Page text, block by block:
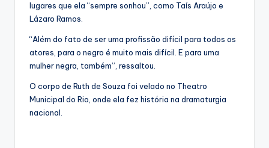
lugares que ela “sempre sonhou”, como Taís Araújo e
Lázaro Ramos.
“Além do fato de ser uma profissão difícil para todos os
atores, para o negro é muito mais difícil. E para uma
mulher negra, também”, ressaltou.
O corpo de Ruth de Souza foi velado no Theatro
Municipal do Rio, onde ela fez história na dramaturgia
nacional.